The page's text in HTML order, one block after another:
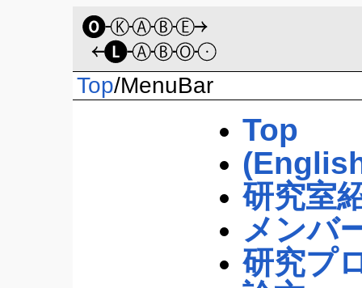
Top/MenuBar
Top
研究室
メンバ
研究プ